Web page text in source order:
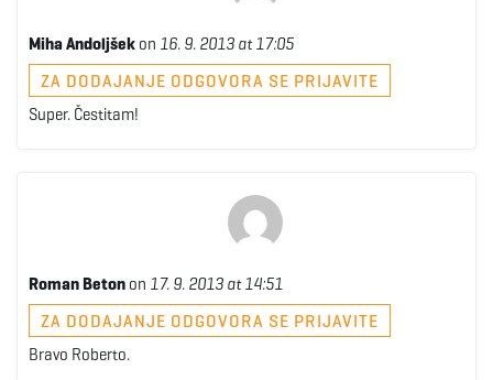
Miha Andoljšek on 16. 9. 2013 at 17:05
ZA DODAJANJE ODGOVORA SE PRIJAVITE
Super. Čestitam!
Roman Beton on 17. 9. 2013 at 14:51
ZA DODAJANJE ODGOVORA SE PRIJAVITE
Bravo Roberto.